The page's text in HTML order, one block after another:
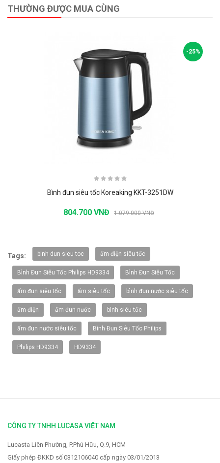
THƯỜNG ĐƯỢC MUA CÙNG
-25%
Bình đun siêu tốc Koreaking KKT-3251DW
804.700 VNĐ 1.079.000 VNĐ
Tags: binh dun sieu toc ấm điện siêu tốc
Bình Đun Siêu Tốc Philips HD9334 Bình Đun Siêu Tốc
ấm đun siêu tốc ấm siêu tốc bình đun nước siêu tốc
ấm điện ấm đun nước bình siêu tốc
ấm đun nước siêu tốc Bình Đun Siêu Tốc Philips
Philips HD9334 HD9334
CÔNG TY TNHH LUCASA VIỆT NAM
Lucasta Liên Phường, P.Phú Hữu, Q.9, HCM
Giấy phép ĐKKD số 0312106040 cấp ngày 03/01/2013